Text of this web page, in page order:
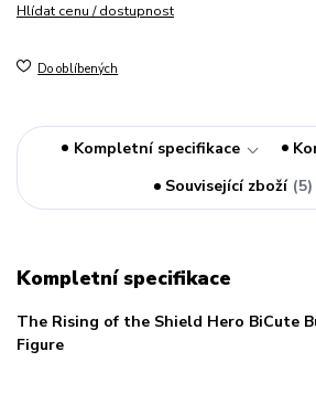
Hlídat cenu / dostupnost
Do oblíbených
Kompletní specifikace
Související zboží 5
Kompletní specifikace
The Rising of the Shield Hero BiCute
Figure